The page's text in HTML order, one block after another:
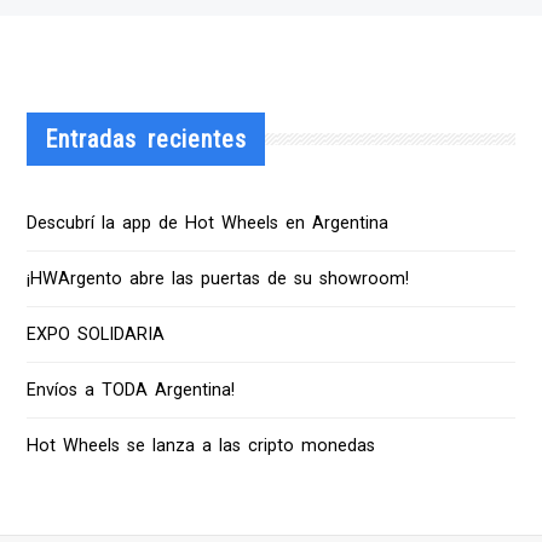
Entradas recientes
Descubrí la app de Hot Wheels en Argentina
¡HWArgento abre las puertas de su showroom!
EXPO SOLIDARIA
Envíos a TODA Argentina!
Hot Wheels se lanza a las cripto monedas